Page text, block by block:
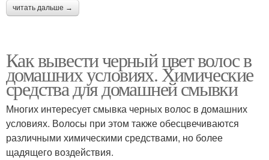
читать дальше →
Как вывести черный цвет волос в
домашних условиях. Химические
средства для домашней смывки
Многих интересует смывка черных волос в домашних
условиях. Волосы при этом также обесцвечиваются
различными химическими средствами, но более
щадящего воздействия.